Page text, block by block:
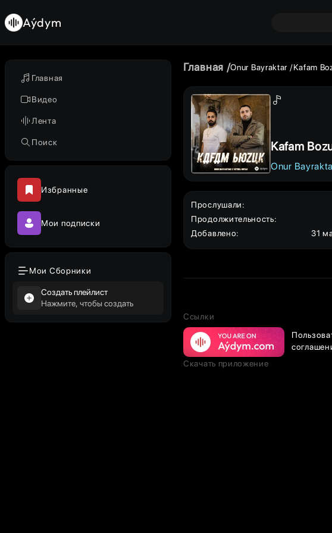
Главная
Видео
Лента
Поиск
Избранные
Мои подписки
Мои Сборники
Создать плейлист
Нажмите, чтобы создать
Aýdym
Главная Onur Bayraktar Kafam
Kafam
Onur
Прослушали:
Продолжительность:
Добавлено: 31
Ссылки
Скачать приложение